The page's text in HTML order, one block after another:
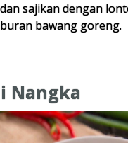
sajikan dengan
bawang goreng.
Nangka